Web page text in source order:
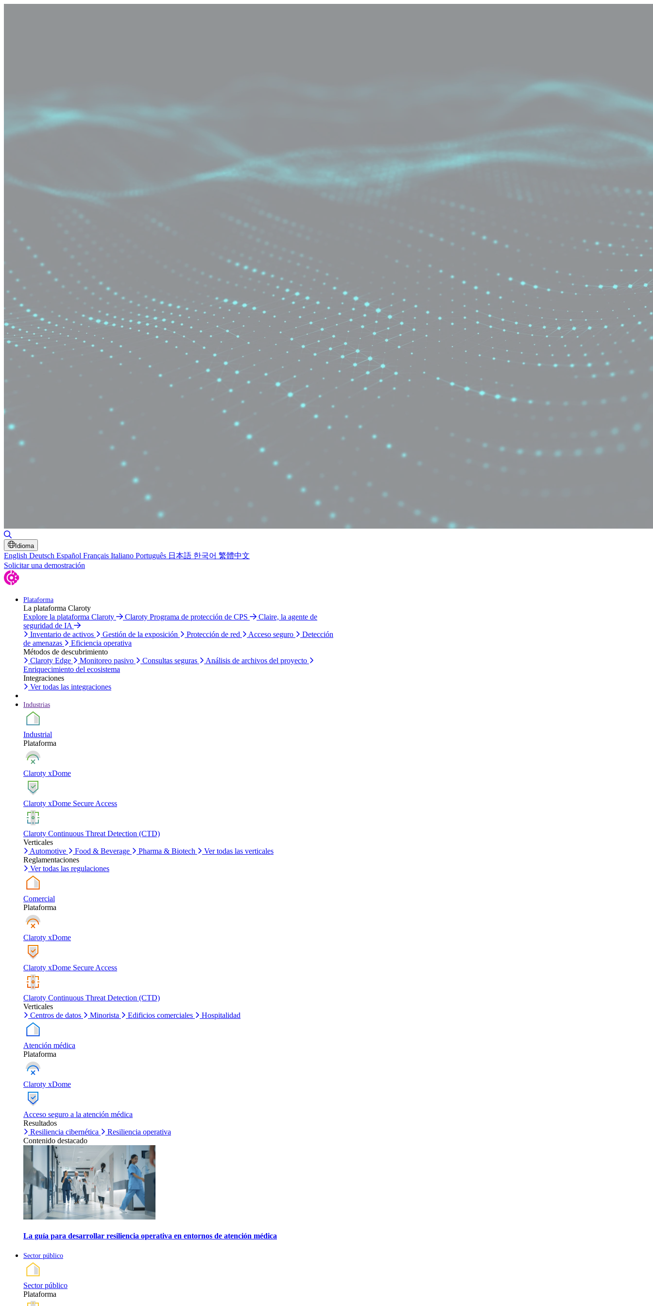
Idioma
English Deutsch Español Français Italiano Português 日本語 한국어 繁體中文
Solicitar una demostración
Plataforma
La plataforma Claroty
Explore la plataforma Claroty
Claroty Programa de protección de CPS
Claire, la agente de
seguridad de IA
Inventario de activos
Gestión de la exposición Protección de red Acceso seguro
Detección
de amenazas
Eficiencia operativa
Métodos de descubrimiento
Claroty Edge
Monitoreo pasivo Consultas seguras
Análisis de archivos del proyecto
Enriquecimiento del ecosistema
Integraciones
Ver todas las integraciones
Industrias
Industrial
Plataforma
Claroty xDome
Claroty xDome Secure Access
Claroty Continuous Threat Detection (CTD)
Verticales
Automotive
Food & Beverage Pharma & Biotech
Ver todas las verticales
Reglamentaciones
Ver todas las regulaciones
Comercial
Plataforma
Claroty xDome
Claroty xDome Secure Access
Claroty Continuous Threat Detection (CTD)
Verticales
Centros de datos
Minorista Edificios comerciales Hospitalidad
Atención médica
Plataforma
Claroty xDome
Acceso seguro a la atención médica
Resultados
Resiliencia cibernética
Resiliencia operativa
Contenido destacado
La guía para desarrollar resiliencia operativa en entornos de atención médica
Sector público
Sector público
Plataforma